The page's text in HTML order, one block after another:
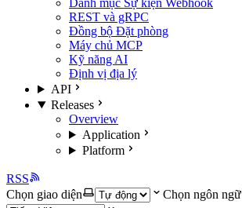
Danh mục Sự kiện Webhook
REST và gRPC
Đồng bộ Đặt phòng
Máy chủ MCP
Kỹ năng AI
Định vị địa lý
API
Releases
Overview
Application
Platform
RSS
Chọn giao diện
Chọn ngôn ngữ